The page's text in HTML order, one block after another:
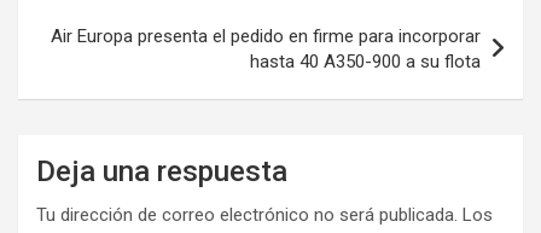
Air Europa presenta el pedido en firme para incorporar
hasta 40 A350-900 a su flota
Deja una respuesta
Tu dirección de correo electrónico no será publicada. Los